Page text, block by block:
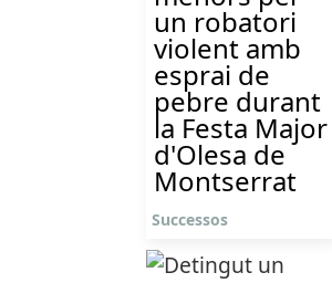
un robatori
violent amb
esprai de
pebre durant
la Festa Major
d'Olesa de
Montserrat
Successos